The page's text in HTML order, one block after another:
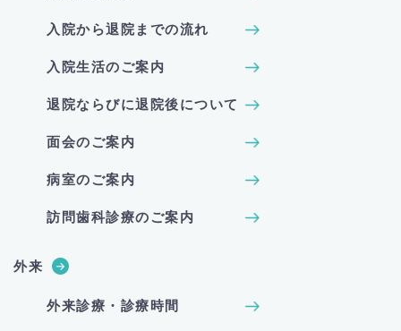
入院から退院までの流れ
入院生活のご案内
退院ならびに退院後について
面会のご案内
病室のご案内
訪問歯科診療のご案内
外来
外来診療・診療時間